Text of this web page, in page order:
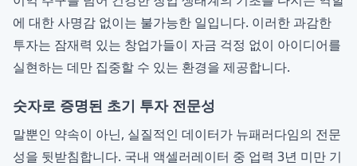
에 대한 사명감 없이는 불가능한 일입니다. 이러한 과감한
투자는 잠재력 있는 창업가들이 자금 걱정 없이 아이디어를
실현하는 데만 집중할 수 있는 환경을 제공합니다.
숫자로 증명된 초기 투자 전문성
말뿐인 약속이 아닌, 실질적인 데이터가 뉴패러다임의 전문
성을 뒷받침합니다. 국내 액셀러레이터 중 업력 3년 미만 기